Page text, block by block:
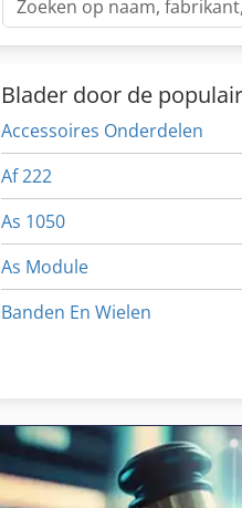
Blader door de
Accessoires Onderdelen
Af 222
As 1050
As Module
Banden En Wielen
Draaibank Accessoires
Gereedschap En Cutter Grinder